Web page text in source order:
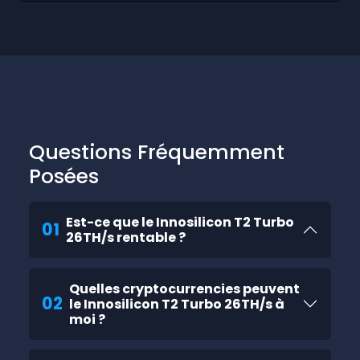
Questions Fréquemment
Posées
01 Est-ce que le Innosilicon T2 Turbo
26TH/s rentable ?
02
Quelles cryptocurrencies peuvent
le Innosilicon T2 Turbo 26TH/s à
moi ?